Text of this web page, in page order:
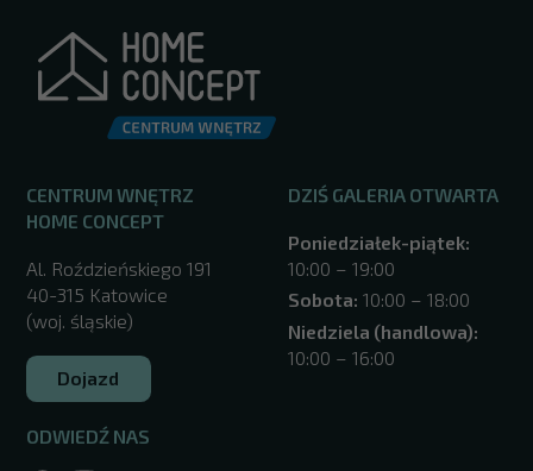
CENTRUM WNĘTRZ
HOME CONCEPT
Al. Roździeńskiego 191
40-315 Katowice
(woj. śląskie)
Dojazd
ODWIEDŹ NAS
DZIŚ GALERIA OTWARTA
Poniedziałek-piątek:
10:00 – 19:00
Sobota: 10:00 – 18:00
Niedziela (handlowa):
10:00 – 16:00